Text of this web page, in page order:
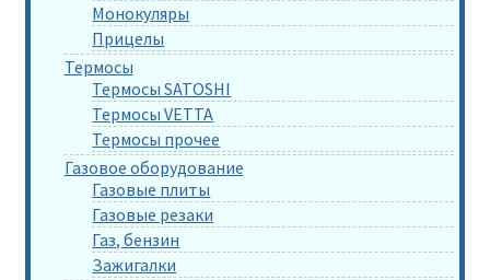
Монокуляры
Прицелы
Термосы
Термосы SATOSHI
Термосы VETTA
Термосы прочее
Газовое оборудование
Газовые плиты
Газовые резаки
Газ, бензин
Зажигалки